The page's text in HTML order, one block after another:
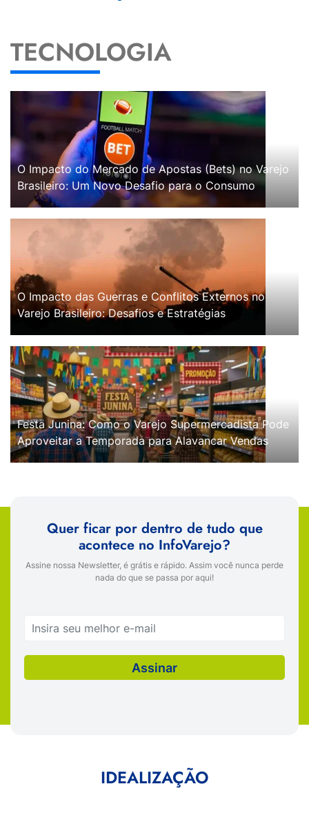
TECNOLOGIA
O Impacto do Mercado de Apostas (Bets) no Varejo
Brasileiro: Um Novo Desafio para o Consumo
O Impacto das Guerras e Conflitos Externos no
Varejo Brasileiro: Desafios e Estratégias
Festa Junina: Como o Varejo Supermercadista Pode
Aproveitar a Temporada para Alavancar Vendas
Quer ficar por dentro de tudo que
acontece no InfoVarejo?
Assine nossa Newsletter, é grátis e rápido. Assim você nunca perde
nada do que se passa por aqui!
IDEALIZAÇÃO